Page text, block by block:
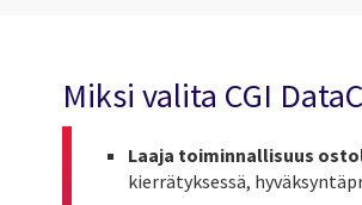
Miksi valita CGI
Laaja toiminnallisuus
kierrätyksessä,